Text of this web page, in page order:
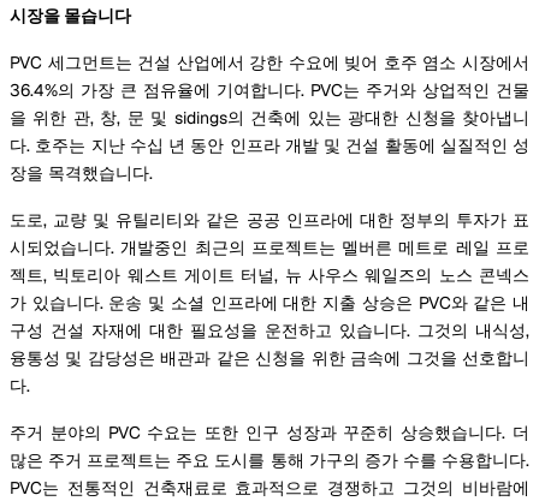
시장을 몰습니다
PVC 세그먼트는 건설 산업에서 강한 수요에 빚어 호주 염소 시장에서
36.4%의 가장 큰 점유율에 기여합니다. PVC는 주거와 상업적인 건물
을 위한 관, 창, 문 및 sidings의 건축에 있는 광대한 신청을 찾아냅니
다. 호주는 지난 수십 년 동안 인프라 개발 및 건설 활동에 실질적인 성
장을 목격했습니다.
도로, 교량 및 유틸리티와 같은 공공 인프라에 대한 정부의 투자가 표
시되었습니다. 개발중인 최근의 프로젝트는 멜버른 메트로 레일 프로
젝트, 빅토리아 웨스트 게이트 터널, 뉴 사우스 웨일즈의 노스 콘넥스
가 있습니다. 운송 및 소셜 인프라에 대한 지출 상승은 PVC와 같은 내
구성 건설 자재에 대한 필요성을 운전하고 있습니다. 그것의 내식성,
융통성 및 감당성은 배관과 같은 신청을 위한 금속에 그것을 선호합니
다.
주거 분야의 PVC 수요는 또한 인구 성장과 꾸준히 상승했습니다. 더
많은 주거 프로젝트는 주요 도시를 통해 가구의 증가 수를 수용합니다.
PVC는 전통적인 건축재료로 효과적으로 경쟁하고 그것의 비바람에